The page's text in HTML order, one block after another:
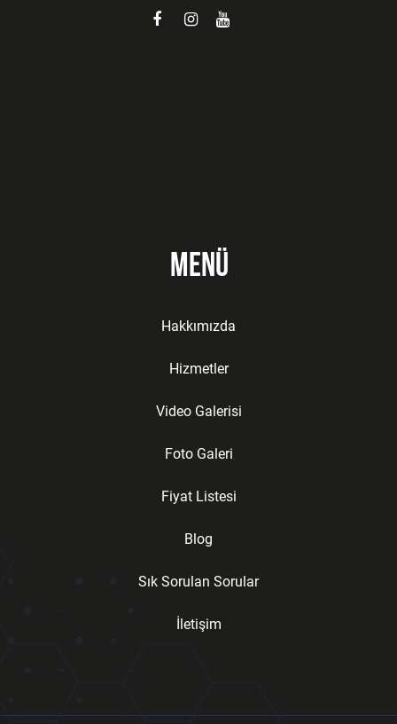
Menü
Hakkımızda
Hizmetler
Video Galerisi
Foto Galeri
Fiyat Listesi
Blog
Sık Sorulan Sorular
İletişim